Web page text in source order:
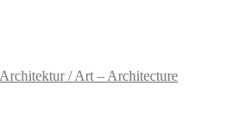
/ Art – Architecture